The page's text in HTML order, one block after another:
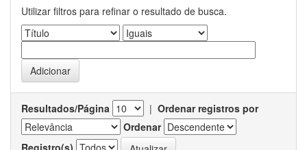
Utilizar filtros para refinar o resultado de busca.
Resultados/Página | Ordenar registros por
Ordenar
Registro(s)